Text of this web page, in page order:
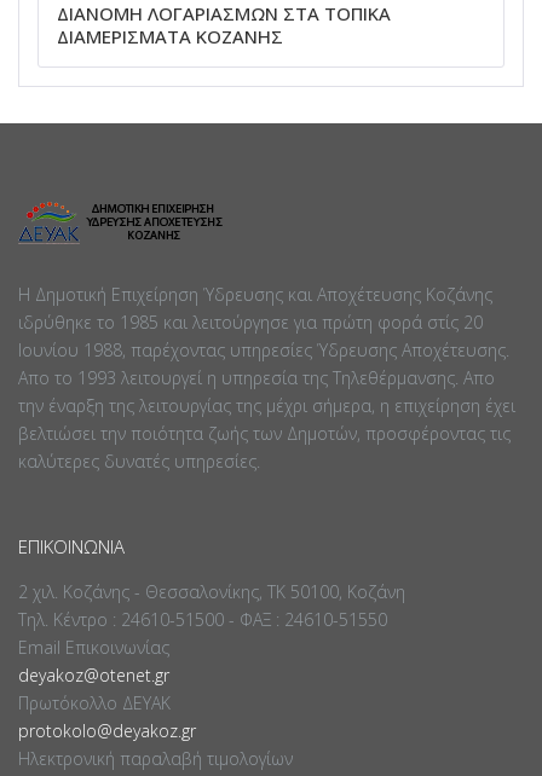
ΔΙΑΝΟΜΗ ΛΟΓΑΡΙΑΣΜΩΝ ΣΤΑ ΤΟΠΙΚΑ
ΔΙΑΜΕΡΙΣΜΑΤΑ ΚΟΖΑΝΗΣ
Η Δημοτική Επιχείρηση Ύδρευσης και Αποχέτευσης Κοζάνης
ιδρύθηκε το 1985 και λειτούργησε για πρώτη φορά στίς 20
Ιουνίου 1988, παρέχοντας υπηρεσίες Ύδρευσης Αποχέτευσης.
Απο το 1993 λειτουργεί η υπηρεσία της Τηλεθέρμανσης. Απο
την έναρξη της λειτουργίας της μέχρι σήμερα, η επιχείρηση έχει
βελτιώσει την ποιότητα ζωής των Δημοτών, προσφέροντας τις
καλύτερες δυνατές υπηρεσίες.
ΕΠΙΚΟΙΝΩΝΊΑ
2 χιλ. Κοζάνης - Θεσσαλονίκης, ΤΚ 50100, Κοζάνη
Τηλ. Κέντρο : 24610-51500 - ΦΑΞ : 24610-51550
Email Επικοινωνίας
deyakoz@otenet.gr
Πρωτόκολλο ΔΕΥΑΚ
protokolo@deyakoz.gr
Ηλεκτρονική παραλαβή τιμολογίων